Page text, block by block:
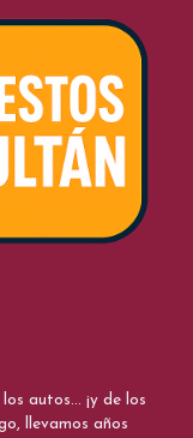
autos... ¡y de los
llevamos años